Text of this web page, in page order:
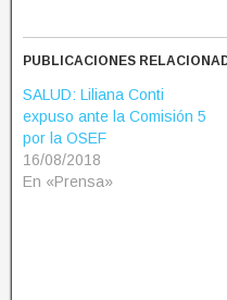
PUBLICACIONES
SALUD: Liliana Conti
expuso ante la Comisión 5
por la OSEF
16/08/2018
En «Prensa»